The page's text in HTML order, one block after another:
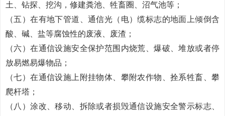
土、钻探、挖沟，修建粪池、牲畜圈、沼气池等；
（五）在有地下管道、通信光（电）缆标志的地面上倾倒含
酸、碱、盐等腐蚀性的废液、废渣；
（六）在通信设施安全保护范围内烧荒、爆破、堆放或者停
放易燃易爆物品；
（七）在通信设施上附挂物体、攀附农作物、拴系牲畜、攀
爬杆塔；
（八）涂改、移动、拆除或者损毁通信设施安全警示标志、